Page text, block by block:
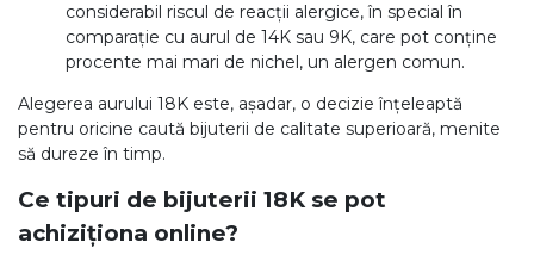
Aur alb
Aur roz
Aur mixt
CARATAJ
14K
18K
considerabil riscul de reacții alergice, în special în
comparație cu aurul de 14K sau 9K, care pot conține
procente mai mari de nichel, un alergen comun.
Alegerea aurului 18K este, așadar, o decizie înțeleaptă
pentru oricine caută bijuterii de calitate superioară, menite
să dureze în timp.
Ce tipuri de bijuterii 18K se pot
achiziționa online?